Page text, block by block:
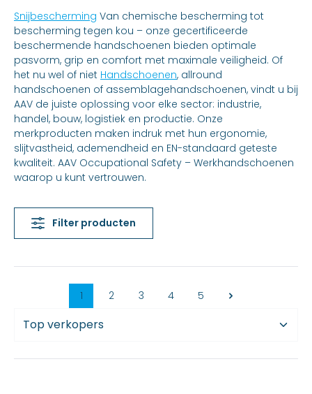
Snijbescherming Van chemische bescherming tot
bescherming tegen kou – onze gecertificeerde
beschermende handschoenen bieden optimale
pasvorm, grip en comfort met maximale veiligheid. Of
het nu wel of niet Handschoenen, allround
handschoenen of assemblagehandschoenen, vindt u bij
AAV de juiste oplossing voor elke sector: industrie,
handel, bouw, logistiek en productie. Onze
merkproducten maken indruk met hun ergonomie,
slijtvastheid, ademendheid en EN-standaard geteste
kwaliteit. AAV Occupational Safety – Werkhandschoenen
waarop u kunt vertrouwen.
Filter producten
Page
1 Page
2 Page
3 Page
4 Page
5